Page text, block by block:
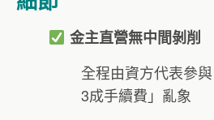
金主直營無中間剝削
全程由資方代表參
3成手續費」亂象